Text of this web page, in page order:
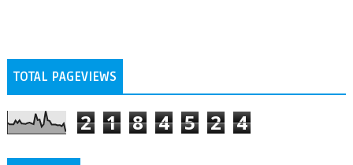
TOTAL PAGEVIEWS
2 1 8 4 5 2 4